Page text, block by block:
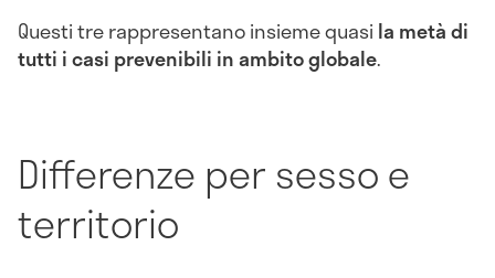
Questi tre rappresentano insieme quasi la metà di
tutti i casi prevenibili in ambito globale.
Differenze per sesso e
territorio